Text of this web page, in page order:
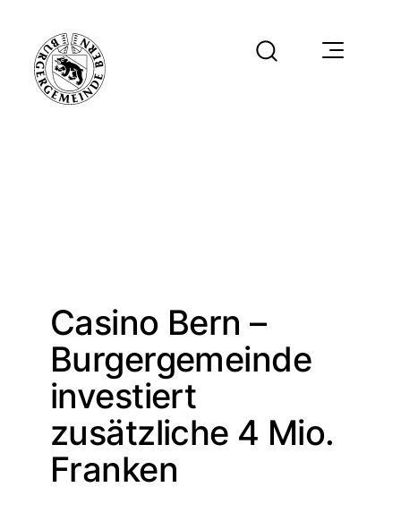
Casino Bern –
Burgergemeinde
investiert
zusätzliche 4 Mio.
Franken